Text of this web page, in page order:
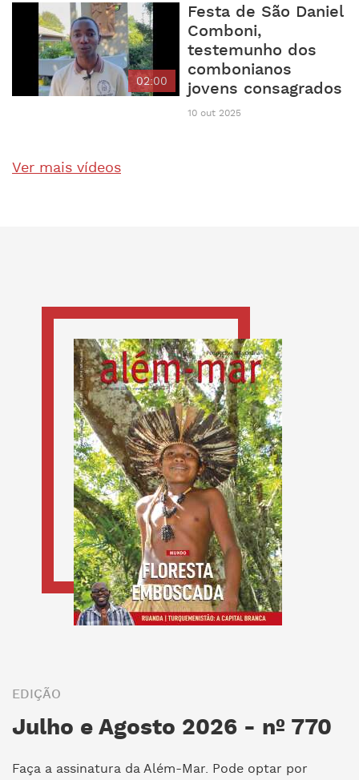
02:00
Festa de São Daniel
Comboni,
testemunho dos
combonianos
jovens consagrados
10 out 2025
Ver mais vídeos
EDIÇÃO
Julho e Agosto 2026 - nº 770
Faça a assinatura da Além-Mar. Pode optar por